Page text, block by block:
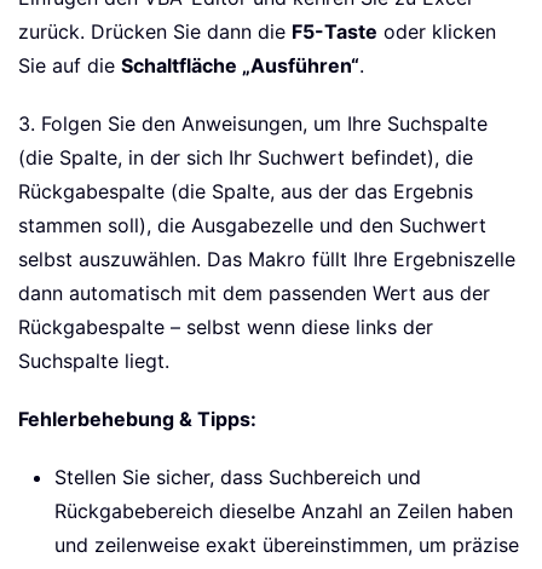
zurück. Drücken Sie dann die F5-Taste oder klicken
Sie auf die Schaltfläche „Ausführen“.
3. Folgen Sie den Anweisungen, um Ihre Suchspalte
(die Spalte, in der sich Ihr Suchwert befindet), die
Rückgabespalte (die Spalte, aus der das Ergebnis
stammen soll), die Ausgabezelle und den Suchwert
selbst auszuwählen. Das Makro füllt Ihre Ergebniszelle
dann automatisch mit dem passenden Wert aus der
Rückgabespalte – selbst wenn diese links der
Suchspalte liegt.
Fehlerbehebung & Tipps:
Stellen Sie sicher, dass Suchbereich und
Rückgabebereich dieselbe Anzahl an Zeilen haben
und zeilenweise exakt übereinstimmen, um präzise